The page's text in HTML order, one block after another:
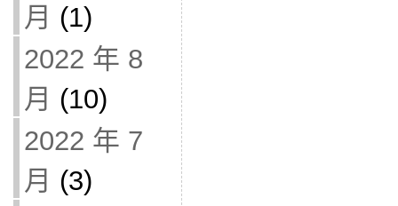
月 (1)
2022 年 8
月 (10)
2022 年 7
月 (3)